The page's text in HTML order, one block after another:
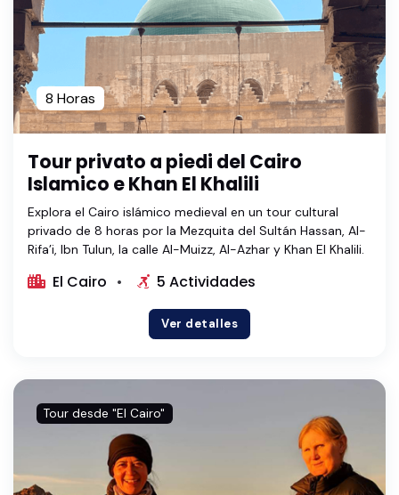
8 Horas
Tour privato a piedi del Cairo
Islamico e Khan El Khalili
Explora el Cairo islámico medieval en un tour cultural
privado de 8 horas por la Mezquita del Sultán Hassan, Al-
Rifa’i, Ibn Tulun, la calle Al-Muizz, Al-Azhar y Khan El Khalili.
El Cairo 5 Actividades
Ver detalles
Tour desde "El Cairo"